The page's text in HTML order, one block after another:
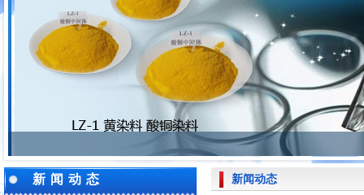
新闻动态 新闻动态